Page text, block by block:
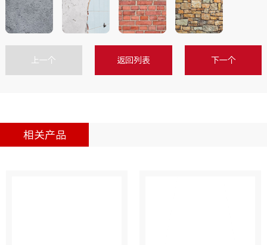
上一个 返回列表 下一个
相关产品